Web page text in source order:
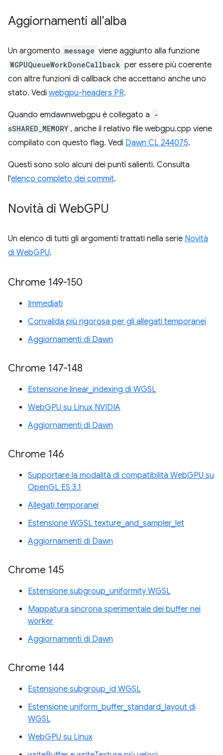
Aggiornamenti all'alba
Un argomento message viene aggiunto alla funzione
WGPUQueueWorkDoneCallback per essere più coerente
con altre funzioni di callback che accettano anche uno
stato. Vedi webgpu-headers PR.
Quando emdawnwebgpu è collegato a -
sSHARED_MEMORY , anche il relativo file webgpu.cpp viene
compilato con questo flag. Vedi Dawn CL 244075.
Questi sono solo alcuni dei punti salienti. Consulta
l'elenco completo dei commit.
Novità di WebGPU
Un elenco di tutti gli argomenti trattati nella serie Novità
di WebGPU.
Chrome 149-150
Immediati
Convalida più rigorosa per gli allegati temporanei
Aggiornamenti di Dawn
Chrome 147-148
Estensione linear_indexing di WGSL
WebGPU su Linux NVIDIA
Aggiornamenti di Dawn
Chrome 146
Supportare la modalità di compatibilità WebGPU su
OpenGL ES 3.1
Allegati temporanei
Estensione WGSL texture_and_sampler_let
Aggiornamenti di Dawn
Chrome 145
Estensione subgroup_uniformity WGSL
Mappatura sincrona sperimentale dei buffer nei
worker
Aggiornamenti di Dawn
Chrome 144
Estensione subgroup_id WGSL
Estensione uniform_buffer_standard_layout di
WGSL
WebGPU su Linux